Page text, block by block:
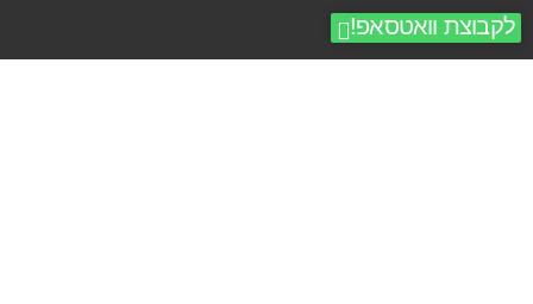
לקבוצת וואטסאפ!